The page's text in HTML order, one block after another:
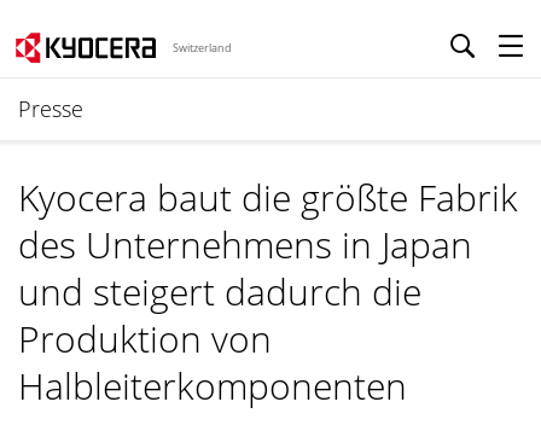
Switzerland
Presse
Kyocera baut die größte Fabrik
des Unternehmens in Japan
und steigert dadurch die
Produktion von
Halbleiterkomponenten